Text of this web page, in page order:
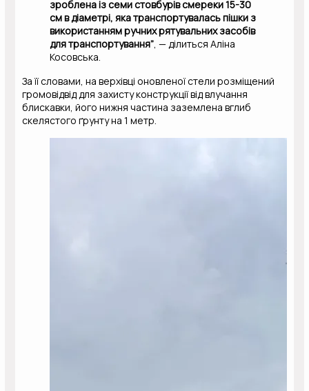
зроблена із семи стовбурів смереки 15-30
см в діаметрі, яка транспортувалась пішки з
використанням ручних рятувальних засобів
для транспортування” , — ділиться Аліна
Косовська.
За її словами, на верхівці оновленої стели розміщений
громовідвід для захисту конструкції від влучання
блискавки, його нижня частина заземлена вглиб
скелястого ґрунту на 1 метр.